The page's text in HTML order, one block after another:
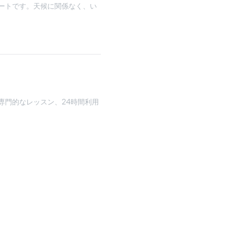
トです。天候に関係なく、い
門的なレッスン、24時間利用